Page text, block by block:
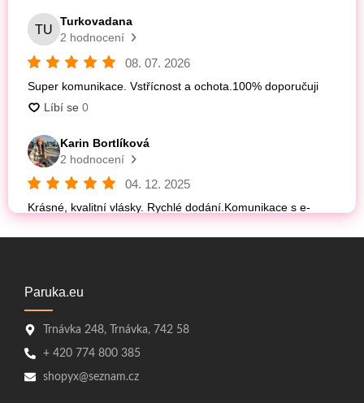
Paruka.eu
Trnávka 248, Trnávka, 742 58
+ 420 774 800 385
shopyx@seznam.cz